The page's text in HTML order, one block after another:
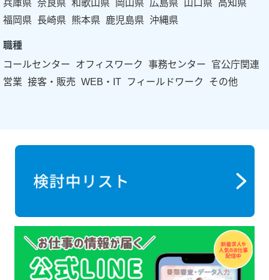
兵庫県 奈良県 和歌山県 岡山県 広島県 山口県 高知県
福岡県 長崎県 熊本県 鹿児島県 沖縄県
職種
コールセンター
オフィスワーク 事務センター
官公庁関連
営業 接客・販売 WEB・IT フィールドワーク その他